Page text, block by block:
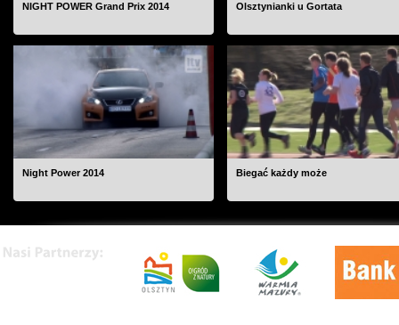
NIGHT POWER Grand Prix 2014 Olsztynianki u Gortata
Night Power 2014 Biegać każdy może